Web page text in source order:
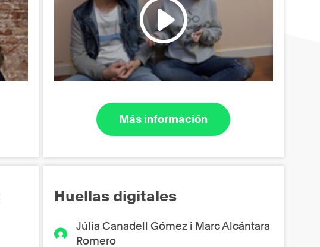
Más información
Huellas digitales
Júlia Canadell Gómez i Marc Alcántara
Romero